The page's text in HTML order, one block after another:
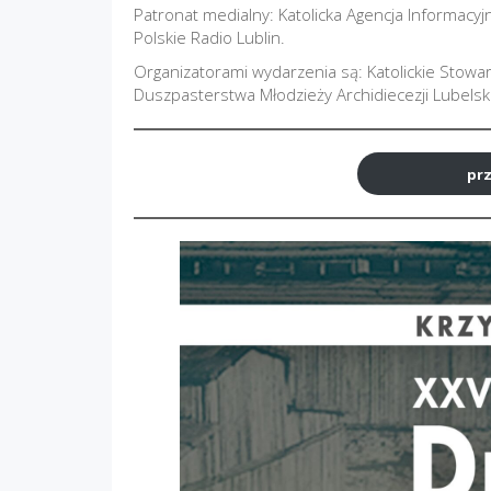
Patronat medialny: Katolicka Agencja
Polskie Radio Lublin.
Organizatorami wydarzenia są: Katolickie
Duszpasterstwa Młodzieży Archidiecezji